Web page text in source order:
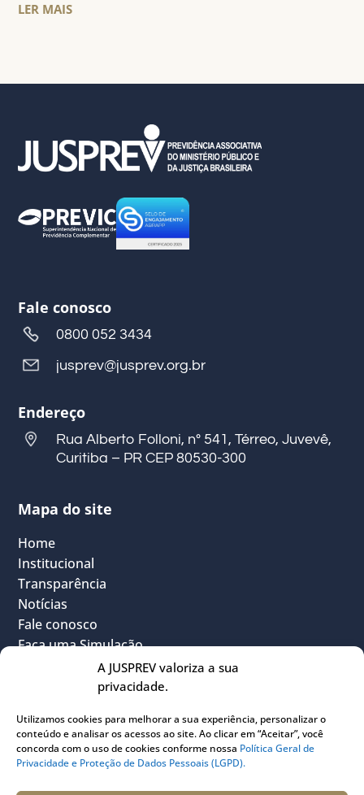
A JUSPREV valoriza a sua
privacidade.
Utilizamos cookies para melhorar a sua experiência, personalizar o
conteúdo e analisar os acessos ao site. Ao clicar em “Aceitar”, você
concorda com o uso de cookies conforme nossa Política Geral de
Privacidade e Proteção de Dados Pessoais (LGPD).
LER MAIS
Fale conosco
0800 052 3434
jusprev@jusprev.org.br
Endereço
Rua Alberto Folloni, nº 541, Térreo, Juvevê,
Curitiba – PR CEP 80530-300
Mapa do site
Home
Institucional
Transparência
Notícias
Fale conosco
Faça uma Simulação
Sou Participante
Sou Instituidora
Conheça o PLANJUS
Quem pode participar